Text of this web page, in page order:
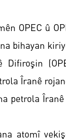
OPEC û
bihayan
Difiroşin
Îranê
petrola
atomî